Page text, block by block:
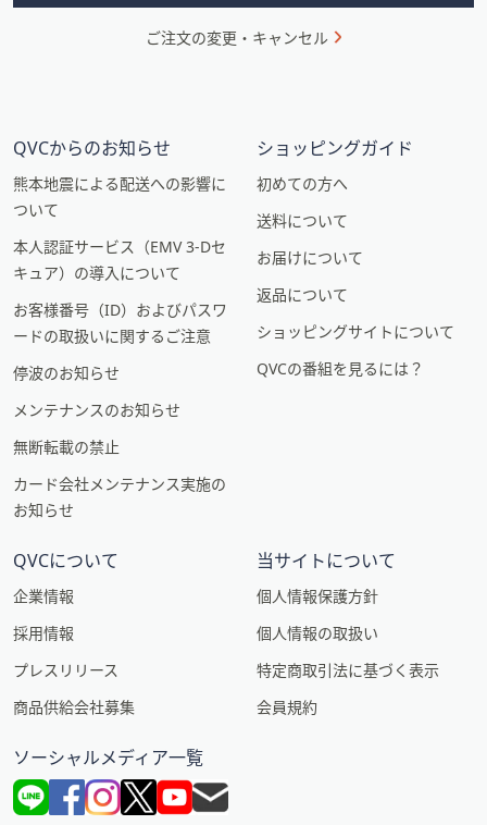
ご注文の変更・キャンセル
QVCからのお知らせ
熊本地震による配送への影響に
ついて
本人認証サービス（EMV 3-Dセ
キュア）の導入について
お客様番号（ID）およびパスワ
ードの取扱いに関するご注意
停波のお知らせ
メンテナンスのお知らせ
無断転載の禁止
カード会社メンテナンス実施の
お知らせ
ショッピングガイド
初めての方へ
送料について
お届けについて
返品について
ショッピングサイトについて
QVCの番組を見るには？
QVCについて
企業情報
採用情報
プレスリリース
商品供給会社募集
当サイトについて
個人情報保護方針
個人情報の取扱い
特定商取引法に基づく表示
会員規約
ソーシャルメディア一覧